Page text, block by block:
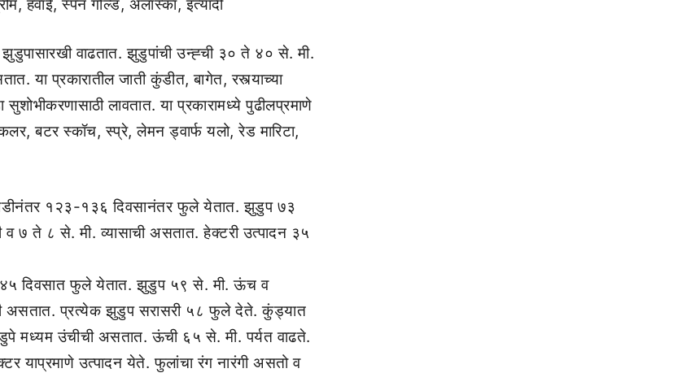
हवाई, स्पॅन गोल्ड, अलास्का, इत्यादी
वाढतात. झुडुपांची उन्ह्ची ३० ते ४० से. मी.
प्रकारातील जाती कुंडीत, बागेत, रस्त्याच्या
लावतात. या प्रकारामध्ये पुढीलप्रमाणे
बटर स्कॉच, स्प्रे, लेमन ड्वार्फ यलो, रेड मारिटा,
१२३-१३६ दिवसानंतर फुले येतात. झुडुप ७३
७ ते ८ से. मी. व्यासाची असतात. हेक्टरी उत्पादन ३५
दिवसात फुले येतात. झुडुप ५९ से. मी. ऊंच व
असतात. प्रत्येक झुडुप सरासरी ५८ फुले देते. कुंड्यात
मध्यम उंचीची असतात. ऊंची ६५ से. मी. पर्यत वाढते.
याप्रमाणे उत्पादन येते. फुलांचा रंग नारंगी असतो व